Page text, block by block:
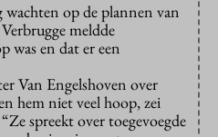
op de plannen van
meldde
was en dat er een
Van Engelshoven over
hem niet veel hoop, zei
spreekt over toegevoegde